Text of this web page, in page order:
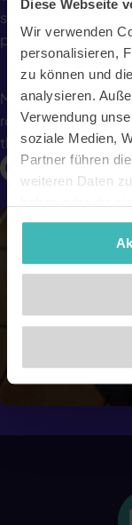
Diese Webseite
Wir verwenden
personalisieren,
zu können und
analysieren.
Verwendung
soziale Medien,
Partner führen
weiteren Daten
gesammelt
Impressum
superior route
plan an adventure
Millions of
routes or explore
them – and start